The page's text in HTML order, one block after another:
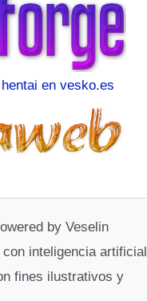
by Veselin
inteligencia artificial
fines ilustrativos y